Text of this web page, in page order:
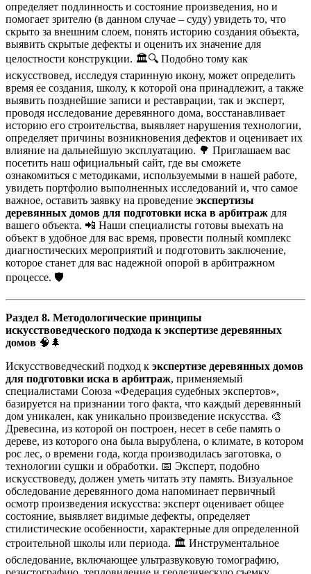
определяет подлинность и состояние произведения, но и
помогает зрителю (в данном случае – суду) увидеть то, что
скрыто за внешним слоем, понять историю создания объекта,
выявить скрытые дефекты и оценить их значение для
целостности конструкции. 🏛️🔍 Подобно тому как
искусствовед, исследуя старинную икону, может определить
время ее создания, школу, к которой она принадлежит, а также
выявить позднейшие записи и реставрации, так и эксперт,
проводя исследование деревянного дома, восстанавливает
историю его строительства, выявляет нарушения технологии,
определяет причины возникновения дефектов и оценивает их
влияние на дальнейшую эксплуатацию. 🌳 Приглашаем вас
посетить наш официальный сайт, где вы сможете
ознакомиться с методиками, используемыми в нашей работе,
увидеть портфолио выполненных исследований и, что самое
важное, оставить заявку на проведение экспертизы
деревянных домов для подготовки иска в арбитраж для
вашего объекта. 📲 Наши специалисты готовы выехать на
объект в удобное для вас время, провести полный комплекс
диагностических мероприятий и подготовить заключение,
которое станет для вас надежной опорой в арбитражном
процессе. 🛡️
Раздел 8. Методологические принципы
искусствоведческого подхода к экспертизе деревянных
домов 🧠🌲
Искусствоведческий подход к экспертизе деревянных домов
для подготовки иска в арбитраж, применяемый
специалистами Союза «Федерация судебных экспертов»,
базируется на признании того факта, что каждый деревянный
дом уникален, как уникально произведение искусства. 🎨
Древесина, из которой он построен, несет в себе память о
дереве, из которого она была вырублена, о климате, в котором
рос лес, о времени года, когда производилась заготовка, о
технологии сушки и обработки. 📅 Эксперт, подобно
искусствоведу, должен уметь читать эту память. Визуальное
обследование деревянного дома напоминает первичный
осмотр произведения искусства: эксперт оценивает общее
состояние, выявляет видимые дефекты, определяет
стилистические особенности, характерные для определенной
строительной школы или периода. 🏛️ Инструментальное
обследование, включающее ультразвуковую томографию,